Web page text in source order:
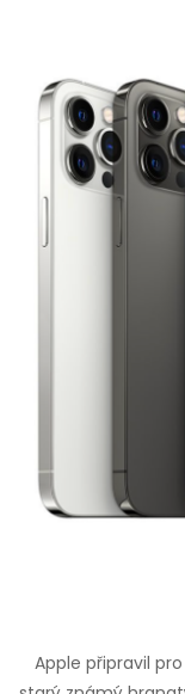
Apple připravil